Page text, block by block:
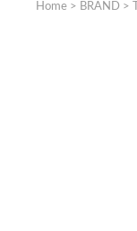
Home > BRAND >